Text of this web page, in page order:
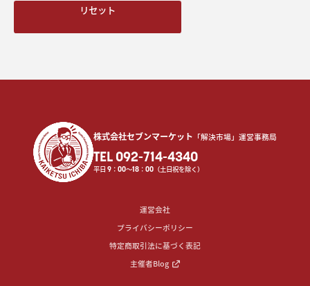
リセット
株式会社セブンマーケット 「解決市場」運営事務局
TEL 092-714-4340
平日9 ：00〜18 ：00 （土日祝を除く）
運営会社
プライバシーポリシー
特定商取引法に基づく表記
主催者Blog